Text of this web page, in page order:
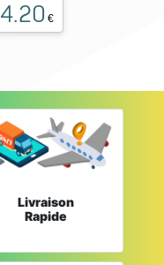
4.20 €
Livraison
Rapide